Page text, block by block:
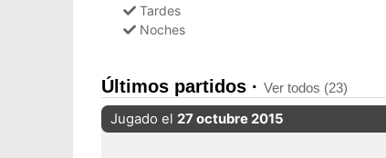
Tardes
Noches
Últimos partidos · Ver todos (23)
Jugado el 27 octubre 2015